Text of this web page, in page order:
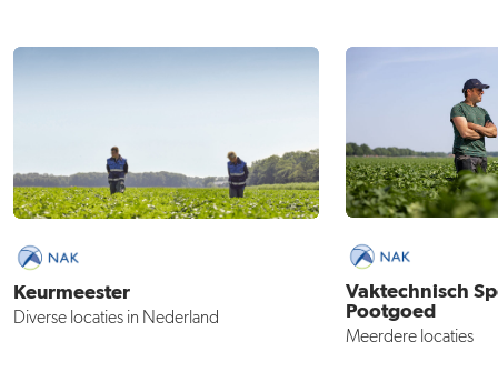
Keurmeester
Diverse locaties in Nederland
Vaktechnisch
Pootgoed
Meerdere locaties